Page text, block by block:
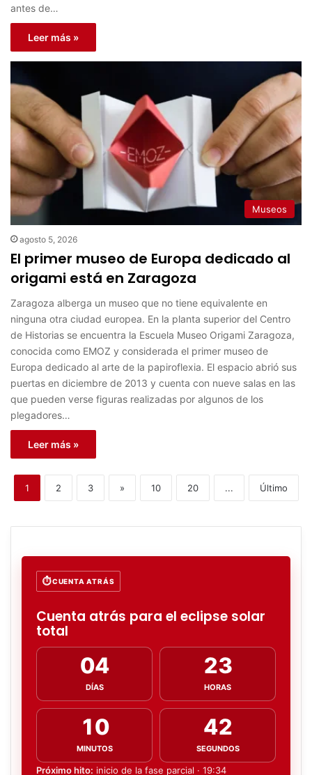
antes de…
Leer más »
Museos
agosto 5, 2026
El primer museo de Europa dedicado al
origami está en Zaragoza
Zaragoza alberga un museo que no tiene equivalente en
ninguna otra ciudad europea. En la planta superior del Centro
de Historias se encuentra la Escuela Museo Origami Zaragoza,
conocida como EMOZ y considerada el primer museo de
Europa dedicado al arte de la papiroflexia. El espacio abrió sus
puertas en diciembre de 2013 y cuenta con nueve salas en las
que pueden verse figuras realizadas por algunos de los
plegadores…
Leer más »
1 2 3 » 10 20 ... Último
CUENTA ATRÁS
Cuenta atrás para el eclipse solar
total
04
DÍAS
23
HORAS
10
MINUTOS
41
SEGUNDOS
Próximo hito: inicio de la fase parcial · 19:34